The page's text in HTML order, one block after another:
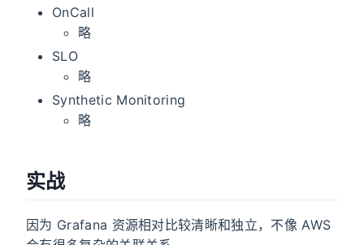
OnCall
略
SLO
略
Synthetic Monitoring
略
实战
因为 Grafana 资源相对比较清晰和独立，不像 AWS